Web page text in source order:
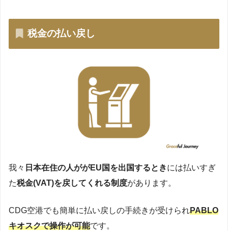
税金の払い戻し
我々 日本在住の人ががEU国を出国するときには払いすぎ
た税金(VAT)を戻してくれる制度があります。
CDG空港でも簡単に払い戻しの手続きが受けられPABLO
キオスクで操作が可能です。